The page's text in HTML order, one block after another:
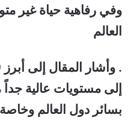
وفي رفاهية حياة غير
العالم
إلى مستويات عالية
بسائر دول العالم وخاصة